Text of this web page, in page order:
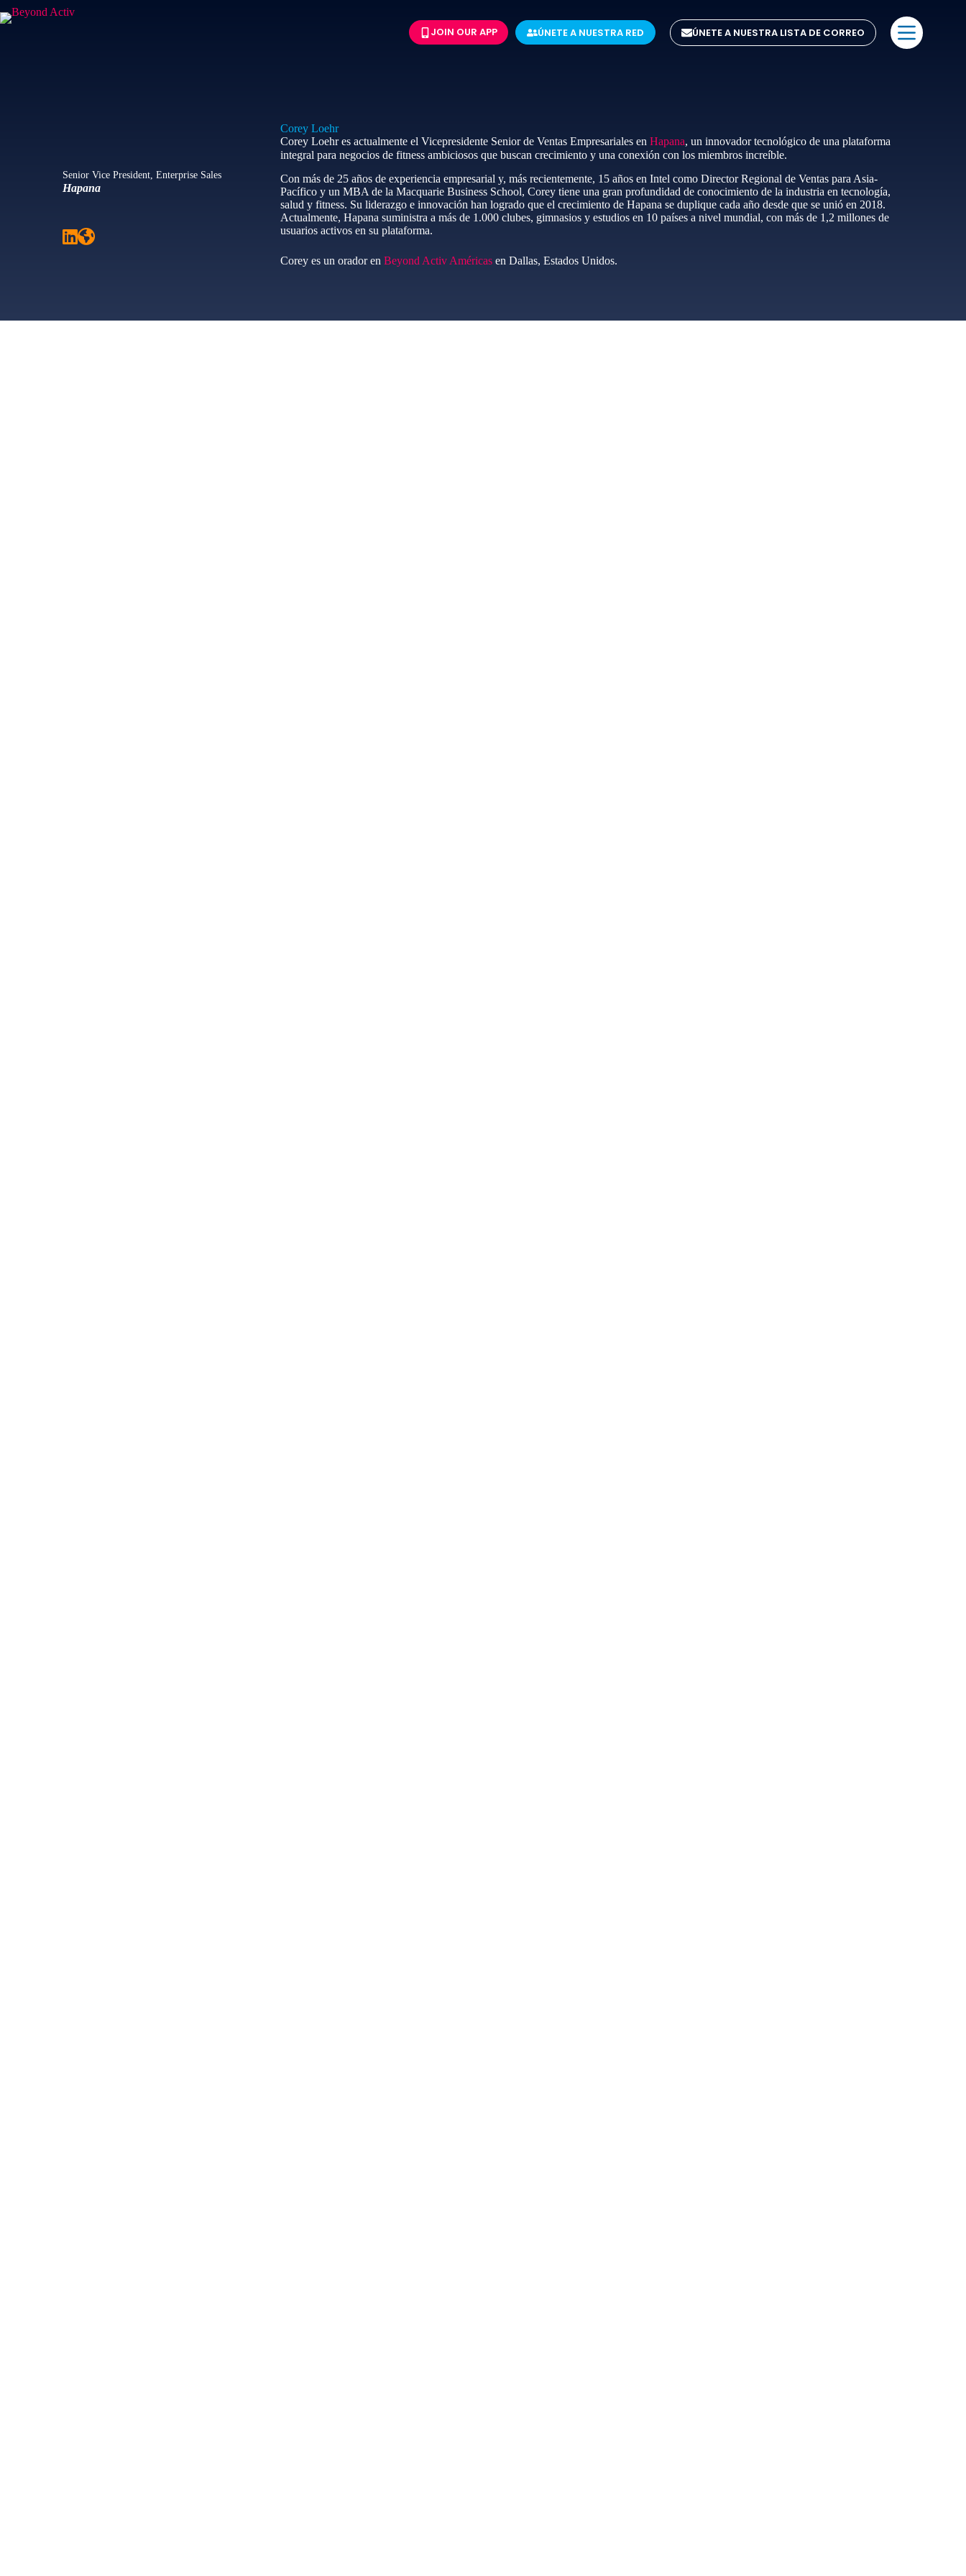
JOIN OUR APP ÚNETE A NUESTRA RED ÚNETE A NUESTRA LISTA DE CORREO
Senior Vice President, Enterprise Sales
Hapana
Corey Loehr
Corey Loehr es actualmente el Vicepresidente Senior de Ventas Empresariales en Hapana, un innovador tecnológico de una plataforma
integral para negocios de fitness ambiciosos que buscan crecimiento y una conexión con los miembros increíble.
Con más de 25 años de experiencia empresarial y, más recientemente, 15 años en Intel como Director Regional de Ventas para Asia-
Pacífico y un MBA de la Macquarie Business School, Corey tiene una gran profundidad de conocimiento de la industria en tecnología,
salud y fitness. Su liderazgo e innovación han logrado que el crecimiento de Hapana se duplique cada año desde que se unió en 2018.
Actualmente, Hapana suministra a más de 1.000 clubes, gimnasios y estudios en 10 países a nivel mundial, con más de 1,2 millones de
usuarios activos en su plataforma.
Corey es un orador en Beyond Activ Américasen Dallas, Estados Unidos.